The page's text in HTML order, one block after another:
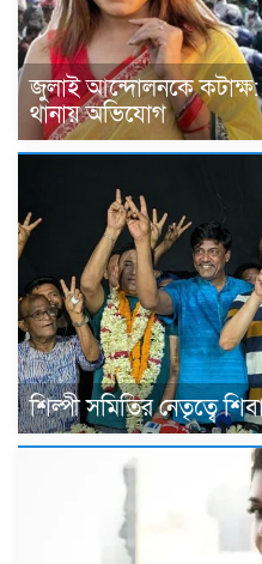
জুলাই আন্দোলনকে কটাক্ষ:
থানায় অভিযোগ
শিল্পী সমিতির নেতৃত্বে